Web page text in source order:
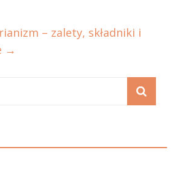
– zalety, składniki i
→